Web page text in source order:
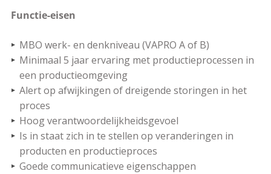
Functie-eisen
MBO werk- en denkniveau (VAPRO A of B)
Minimaal 5 jaar ervaring met productieprocessen in
een productieomgeving
Alert op afwijkingen of dreigende storingen in het
proces
Hoog verantwoordelijkheidsgevoel
Is in staat zich in te stellen op veranderingen in
producten en productieproces
Goede communicatieve eigenschappen